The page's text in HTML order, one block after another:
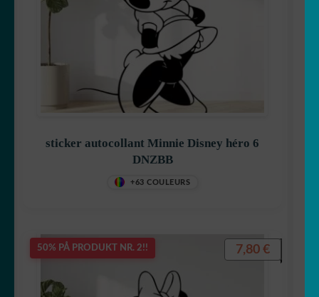
sticker autocollant Minnie Disney héro 6
DNZBB
+63 COULEURS
50% PÅ PRODUKT NR. 2!! 7,80 €